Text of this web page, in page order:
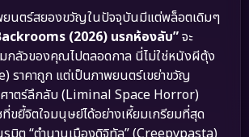
ยนตร์สยองขวัญในปัจจุบันมีแต่พล็อตเดิมๆ
(2026) นรกห้องลับ”จะ
กลัวของคุณไปตลอดกาล นี่ไม่ใช่หนังผีตุ้ง
ราคาถูก แต่เป็นภาพยนตร์เขย่าขวัญ
ศาตร์ลึกลับ (Liminal Space Horror)
ขยี้จิตใจมนุษย์ได้อย่างเหี้ยมเกรียมที่สุด